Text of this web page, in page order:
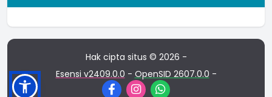
Hak cipta situs © 2026 -
Esensi v2409.0.0 - OpenSID 2607.0.0 -